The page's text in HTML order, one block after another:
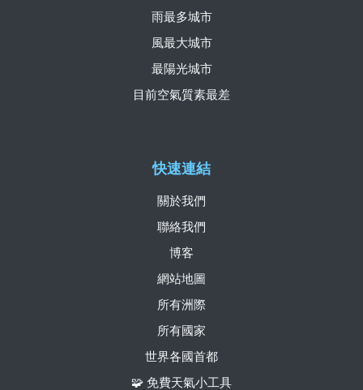
快速連結
關於我們
聯絡我們
博客
網站地圖
所有洲際
所有國家
世界各國首都
🧩 免費天氣小工具
雨最多城市
風最大城市
最陽光城市
目前空氣質素最差